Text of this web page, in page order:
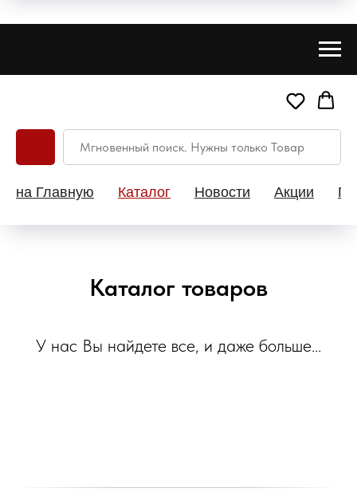
на Главную Каталог Новости Акции
Каталог товаров
У нас Вы найдете все, и даже больше...